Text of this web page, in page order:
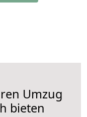
Umzug
bieten